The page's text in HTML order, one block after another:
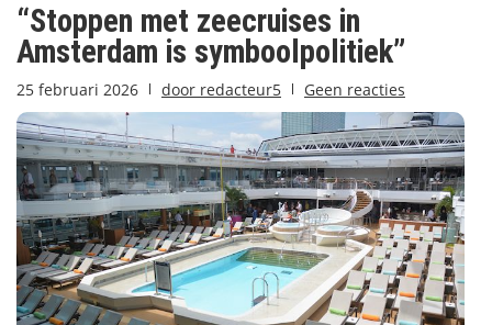
“Stoppen met zeecruises in
Amsterdam is symboolpolitiek”
25 februari 2026 door redacteur5 Geen reacties